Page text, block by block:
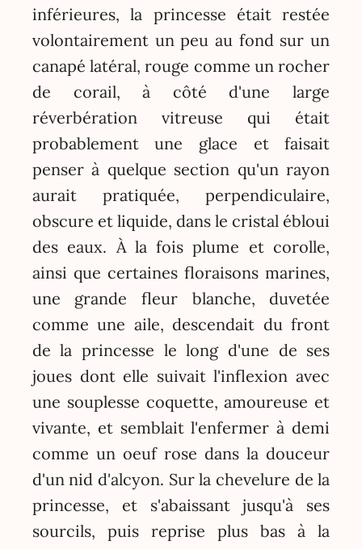
inférieures, la princesse était restée
volontairement un peu au fond sur un
canapé latéral, rouge comme un rocher
de corail, à côté d'une large
réverbération vitreuse qui était
probablement une glace et faisait
penser à quelque section qu'un rayon
aurait pratiquée, perpendiculaire,
obscure et liquide, dans le cristal ébloui
des eaux. À la fois plume et corolle,
ainsi que certaines floraisons marines,
une grande fleur blanche, duvetée
comme une aile, descendait du front
de la princesse le long d'une de ses
joues dont elle suivait l'inflexion avec
une souplesse coquette, amoureuse et
vivante, et semblait l'enfermer à demi
comme un oeuf rose dans la douceur
d'un nid d'alcyon. Sur la chevelure de la
princesse, et s'abaissant jusqu'à ses
sourcils, puis reprise plus bas à la